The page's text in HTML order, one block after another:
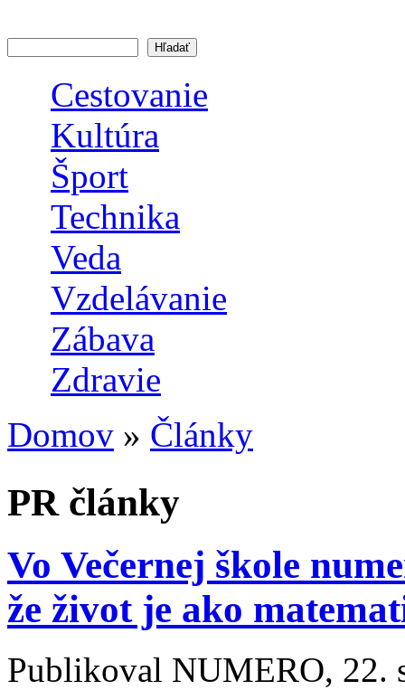
Cestovanie
Kultúra
Šport
Technika
Veda
Vzdelávanie
Zábava
Zdravie
Nachádzate sa tu
Domov » Články
PR články
Vo Večernej škole
že život je ako
Publikoval NUMERO, 22.